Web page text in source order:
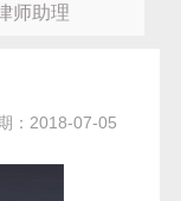
师助理
：2018-07-05